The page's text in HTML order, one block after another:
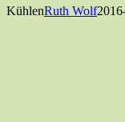
KühlenRuth Wolf